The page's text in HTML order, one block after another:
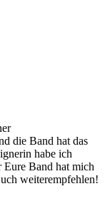
die Band hat das
habe ich
Eure Band hat mich
weiterempfehlen!